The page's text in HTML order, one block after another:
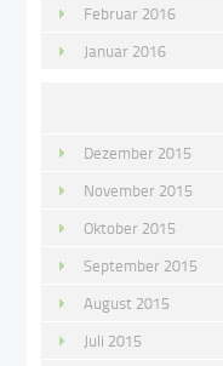
Februar 2016
Januar 2016
Dezember 2015
November 2015
Oktober 2015
September 2015
August 2015
Juli 2015